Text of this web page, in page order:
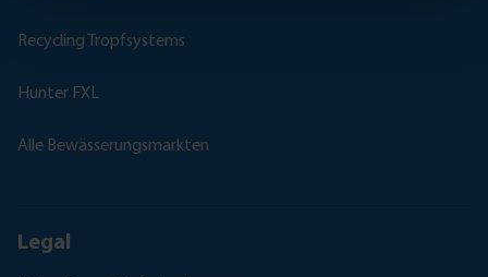
Recycling Tropfsystems
Hunter FXL
Alle Bewässerungsmarkten
Legal